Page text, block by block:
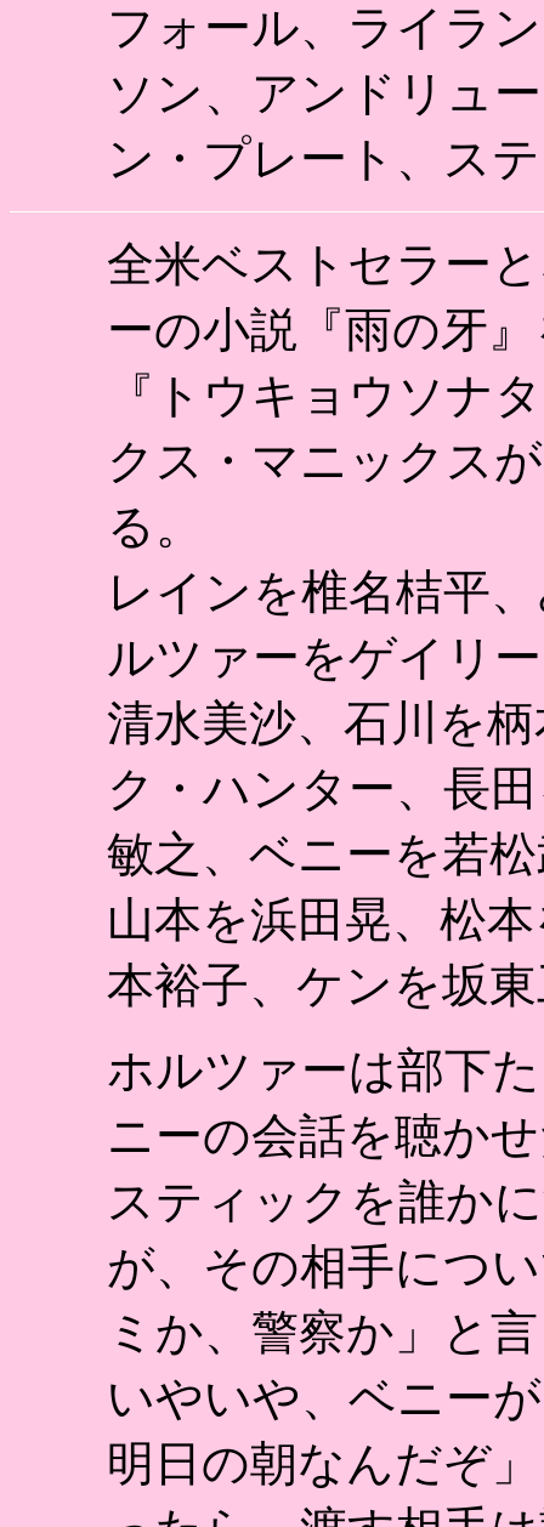
フォール、ライラ
ソン、アンドリュ
ン・プレート、ス
全米ベストセラー
ーの小説『雨の牙
『トウキョウソナ
クス・マニックス
る。
レインを椎名桔平
ルツァーをゲイリ
清水美沙、石川を
ク・ハンター、長
敏之、ベニーを若
山本を浜田晃、松
本裕子、ケンを坂
ホルツァーは部下
ニーの会話を聴か
スティックを誰か
が、その相手につ
ミか、警察か」と
いやいや、ベニー
明日の朝なんだぞ